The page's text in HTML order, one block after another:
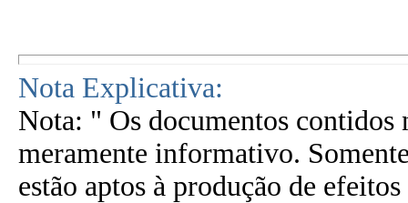
Nota Explicativa:
Nota: " Os documentos contidos
meramente informativo.
estão aptos à produção de